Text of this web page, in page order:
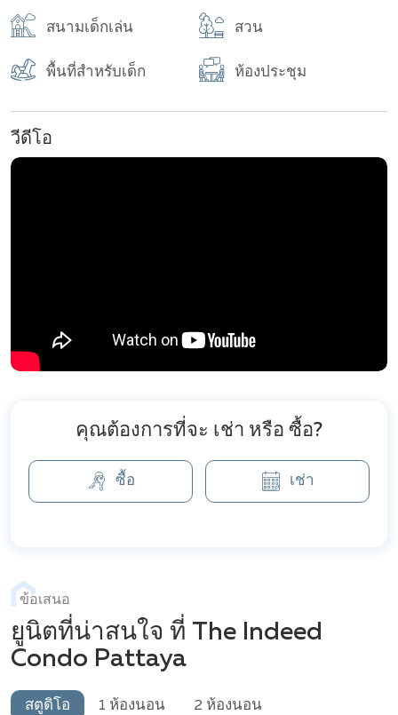
สนามเด็กเล่น สวน
พื้นที่สำหรับเด็ก ห้องประชุม
วีดีโอ
คุณต้องการที่จะ เช่า หรือ ซื้อ?
ซื้อ เช่า
ข้อเสนอ
ยูนิตที่น่าสนใจ ที่ The Indeed
Condo Pattaya
สตูดิโอ 1 ห้องนอน 2 ห้องนอน